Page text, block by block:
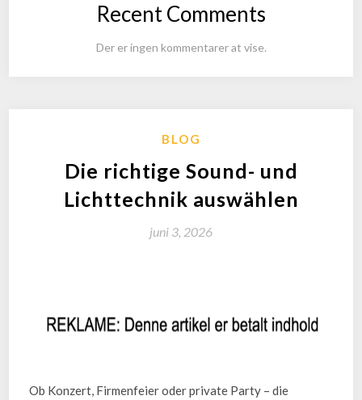
Recent Comments
Der er ingen kommentarer at vise.
BLOG
Die richtige Sound- und
Lichttechnik auswählen
juni 3, 2026
Ob Konzert, Firmenfeier oder private Party – die